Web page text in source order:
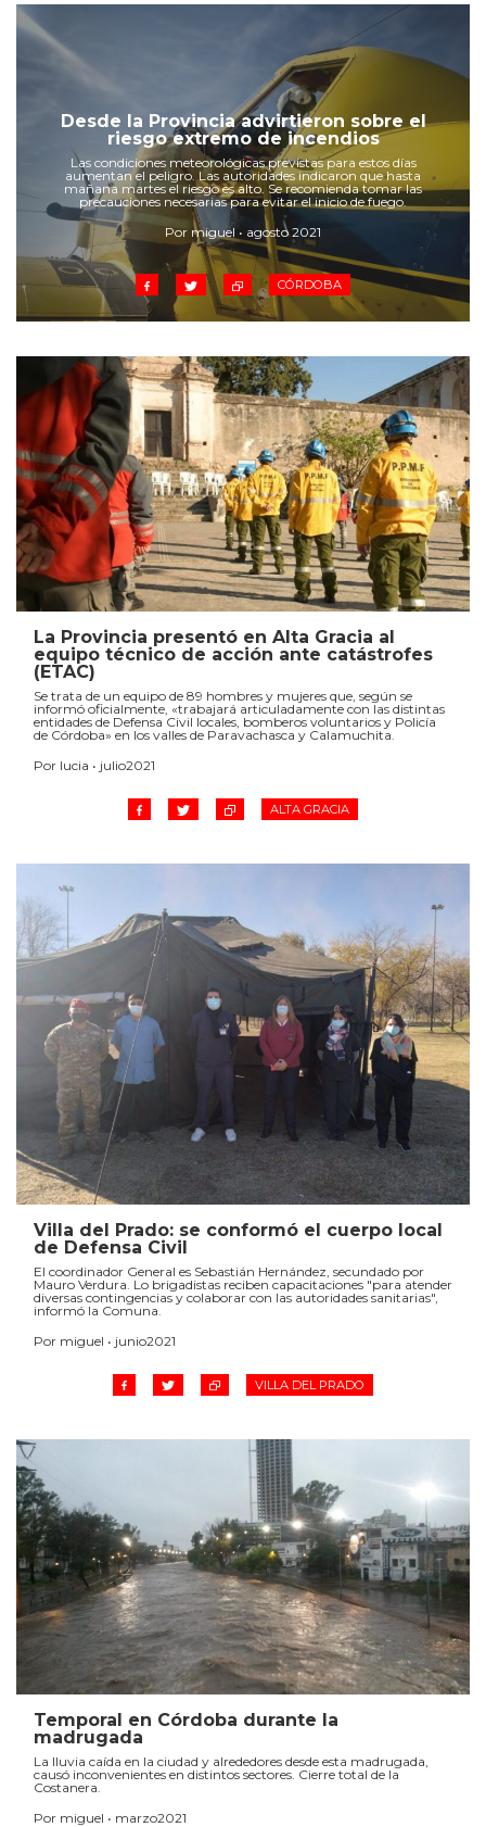
Desde la Provincia advirtieron sobre el
riesgo extremo de incendios
Las condiciones meteorológicas previstas para estos días
aumentan el peligro. Las autoridades indicaron que hasta
mañana martes el riesgo es alto. Se recomienda tomar las
precauciones necesarias para evitar el inicio de fuego.
Por miguel • agosto 2021
CÓRDOBA
La Provincia presentó en Alta Gracia al
equipo técnico de acción ante catástrofes
(ETAC)
Se trata de un equipo de 89 hombres y mujeres que, según se
informó oficialmente, «trabajará articuladamente con las distintas
entidades de Defensa Civil locales, bomberos voluntarios y Policía
de Córdoba» en los valles de Paravachasca y Calamuchita.
Por lucia • julio2021
ALTA GRACIA
Villa del Prado: se conformó el cuerpo local
de Defensa Civil
El coordinador General es Sebastián Hernández, secundado por
Mauro Verdura. Lo brigadistas reciben capacitaciones "para atender
diversas contingencias y colaborar con las autoridades sanitarias",
informó la Comuna.
Por miguel • junio2021
VILLA DEL PRADO
Temporal en Córdoba durante la
madrugada
La lluvia caída en la ciudad y alrededores desde esta madrugada,
causó inconvenientes en distintos sectores. Cierre total de la
Costanera.
Por miguel • marzo2021